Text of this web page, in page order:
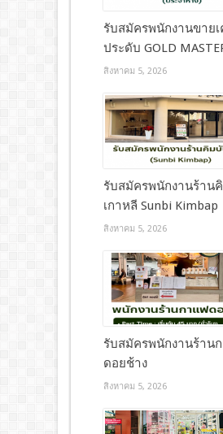
รับสมัครพนักงานขายเ
ประดับ GOLD
สิงหาคม 5, 2026
รับสมัครพนักงานร้าน
เกาหลี Sunbi Kimbap
สิงหาคม 5, 2026
รับสมัครพนักงานร้าน
ดอยช้าง
สิงหาคม 5, 2026